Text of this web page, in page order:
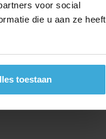
voor social
die u aan ze heeft
toestaan